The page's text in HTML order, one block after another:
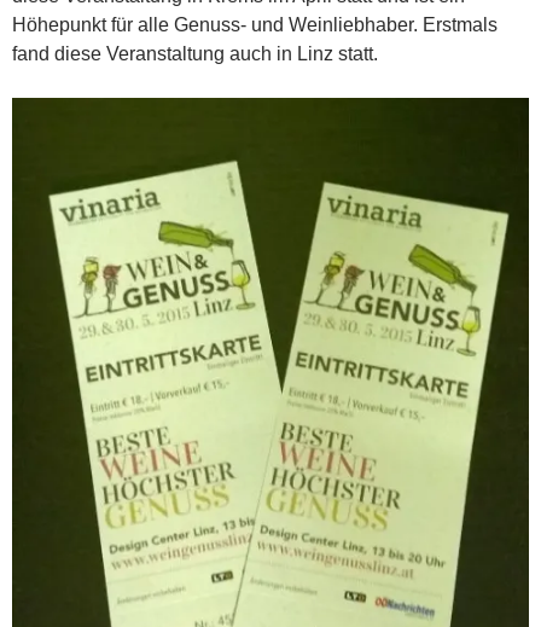
Höhepunkt für alle Genuss- und Weinliebhaber. Erstmals
fand diese Veranstaltung auch in Linz statt.